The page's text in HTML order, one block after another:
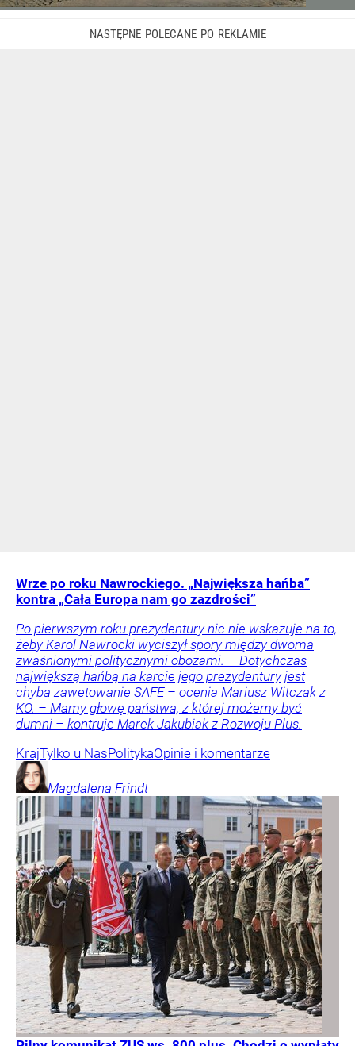
Wrze po roku Nawrockiego. „Największa hańba”
kontra „Cała Europa nam go zazdrości”
Po pierwszym roku prezydentury nic nie wskazuje na to,
żeby Karol Nawrocki wyciszył spory między dwoma
zwaśnionymi politycznymi obozami. – Dotychczas
największą hańbą na karcie jego prezydentury jest
chyba zawetowanie SAFE – ocenia Mariusz Witczak z
KO. – Mamy głowę państwa, z której możemy być
dumni – kontruje Marek Jakubiak z Rozwoju Plus.
KrajTylko u NasPolitykaOpinie i komentarze
Magdalena Frindt